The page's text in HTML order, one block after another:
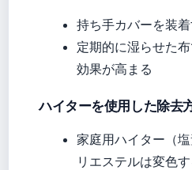
持ち手カバーを装
定期的に湿らせた
効果が高まる
ハイターを使用した除去
家庭用ハイター（
リエステルは変色